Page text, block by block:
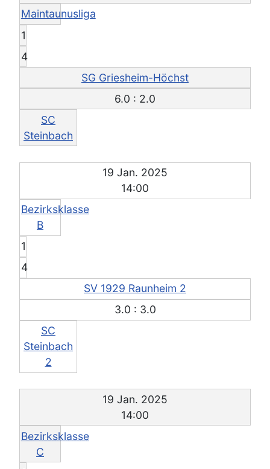
Maintaunusliga
1
4
SG Griesheim-Höchst
6.0 : 2.0
SC
Steinbach
19 Jan. 2025
14:00
Bezirksklasse
B
1
4
SV 1929 Raunheim 2
3.0 : 3.0
SC
Steinbach
2
19 Jan. 2025
14:00
Bezirksklasse
C